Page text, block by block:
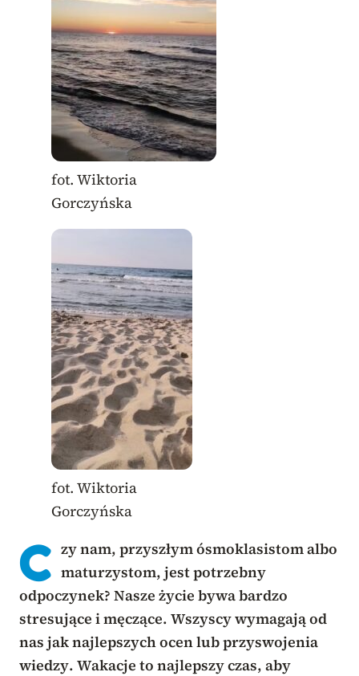
fot. Wiktoria
Gorczyńska
fot. Wiktoria
Gorczyńska
C zy nam, przyszłym ósmoklasistom albo
maturzystom, jest potrzebny
odpoczynek? Nasze życie bywa bardzo
stresujące i męczące. Wszyscy wymagają od
nas jak najlepszych ocen lub przyswojenia
wiedzy. Wakacje to najlepszy czas, aby